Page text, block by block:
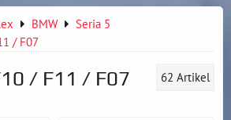
BMW
Seria 5
/ F07
/ F11 / F07 62 Artikel